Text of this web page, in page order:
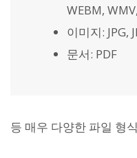
WEBM,
이미지: JPG,
문서: PDF
등 매우 다양한 파일 형